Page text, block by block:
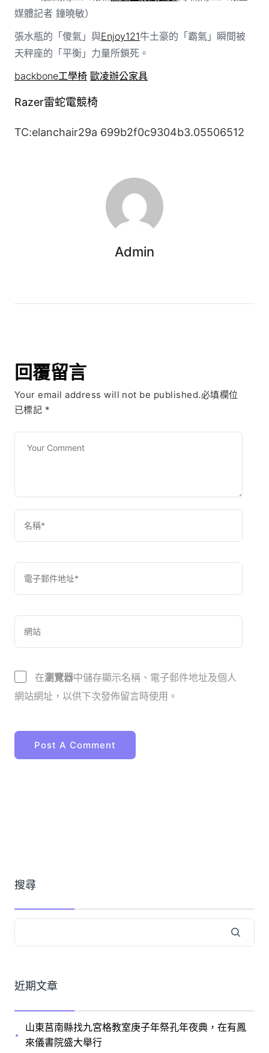
媒體記者 鐘曉敏）
張水瓶的「傻氣」與Enjoy121牛土豪的「霸氣」瞬間被
天秤座的「平衡」力量所鎖死。
backbone工學椅 歐凌辦公家具
Razer雷蛇電競椅
TC:elanchair29a 699b2f0c9304b3.05506512
Admin
回覆留言
Your email address will not be published.必填欄位
已標記 *
在瀏覽器中儲存顯示名稱、電子郵件地址及個人
網站網址，以供下次發佈留言時使用。
搜尋
近期文章
山東莒南縣找九宮格教室庚子年祭孔年夜典，在有鳳
來儀書院盛大舉行